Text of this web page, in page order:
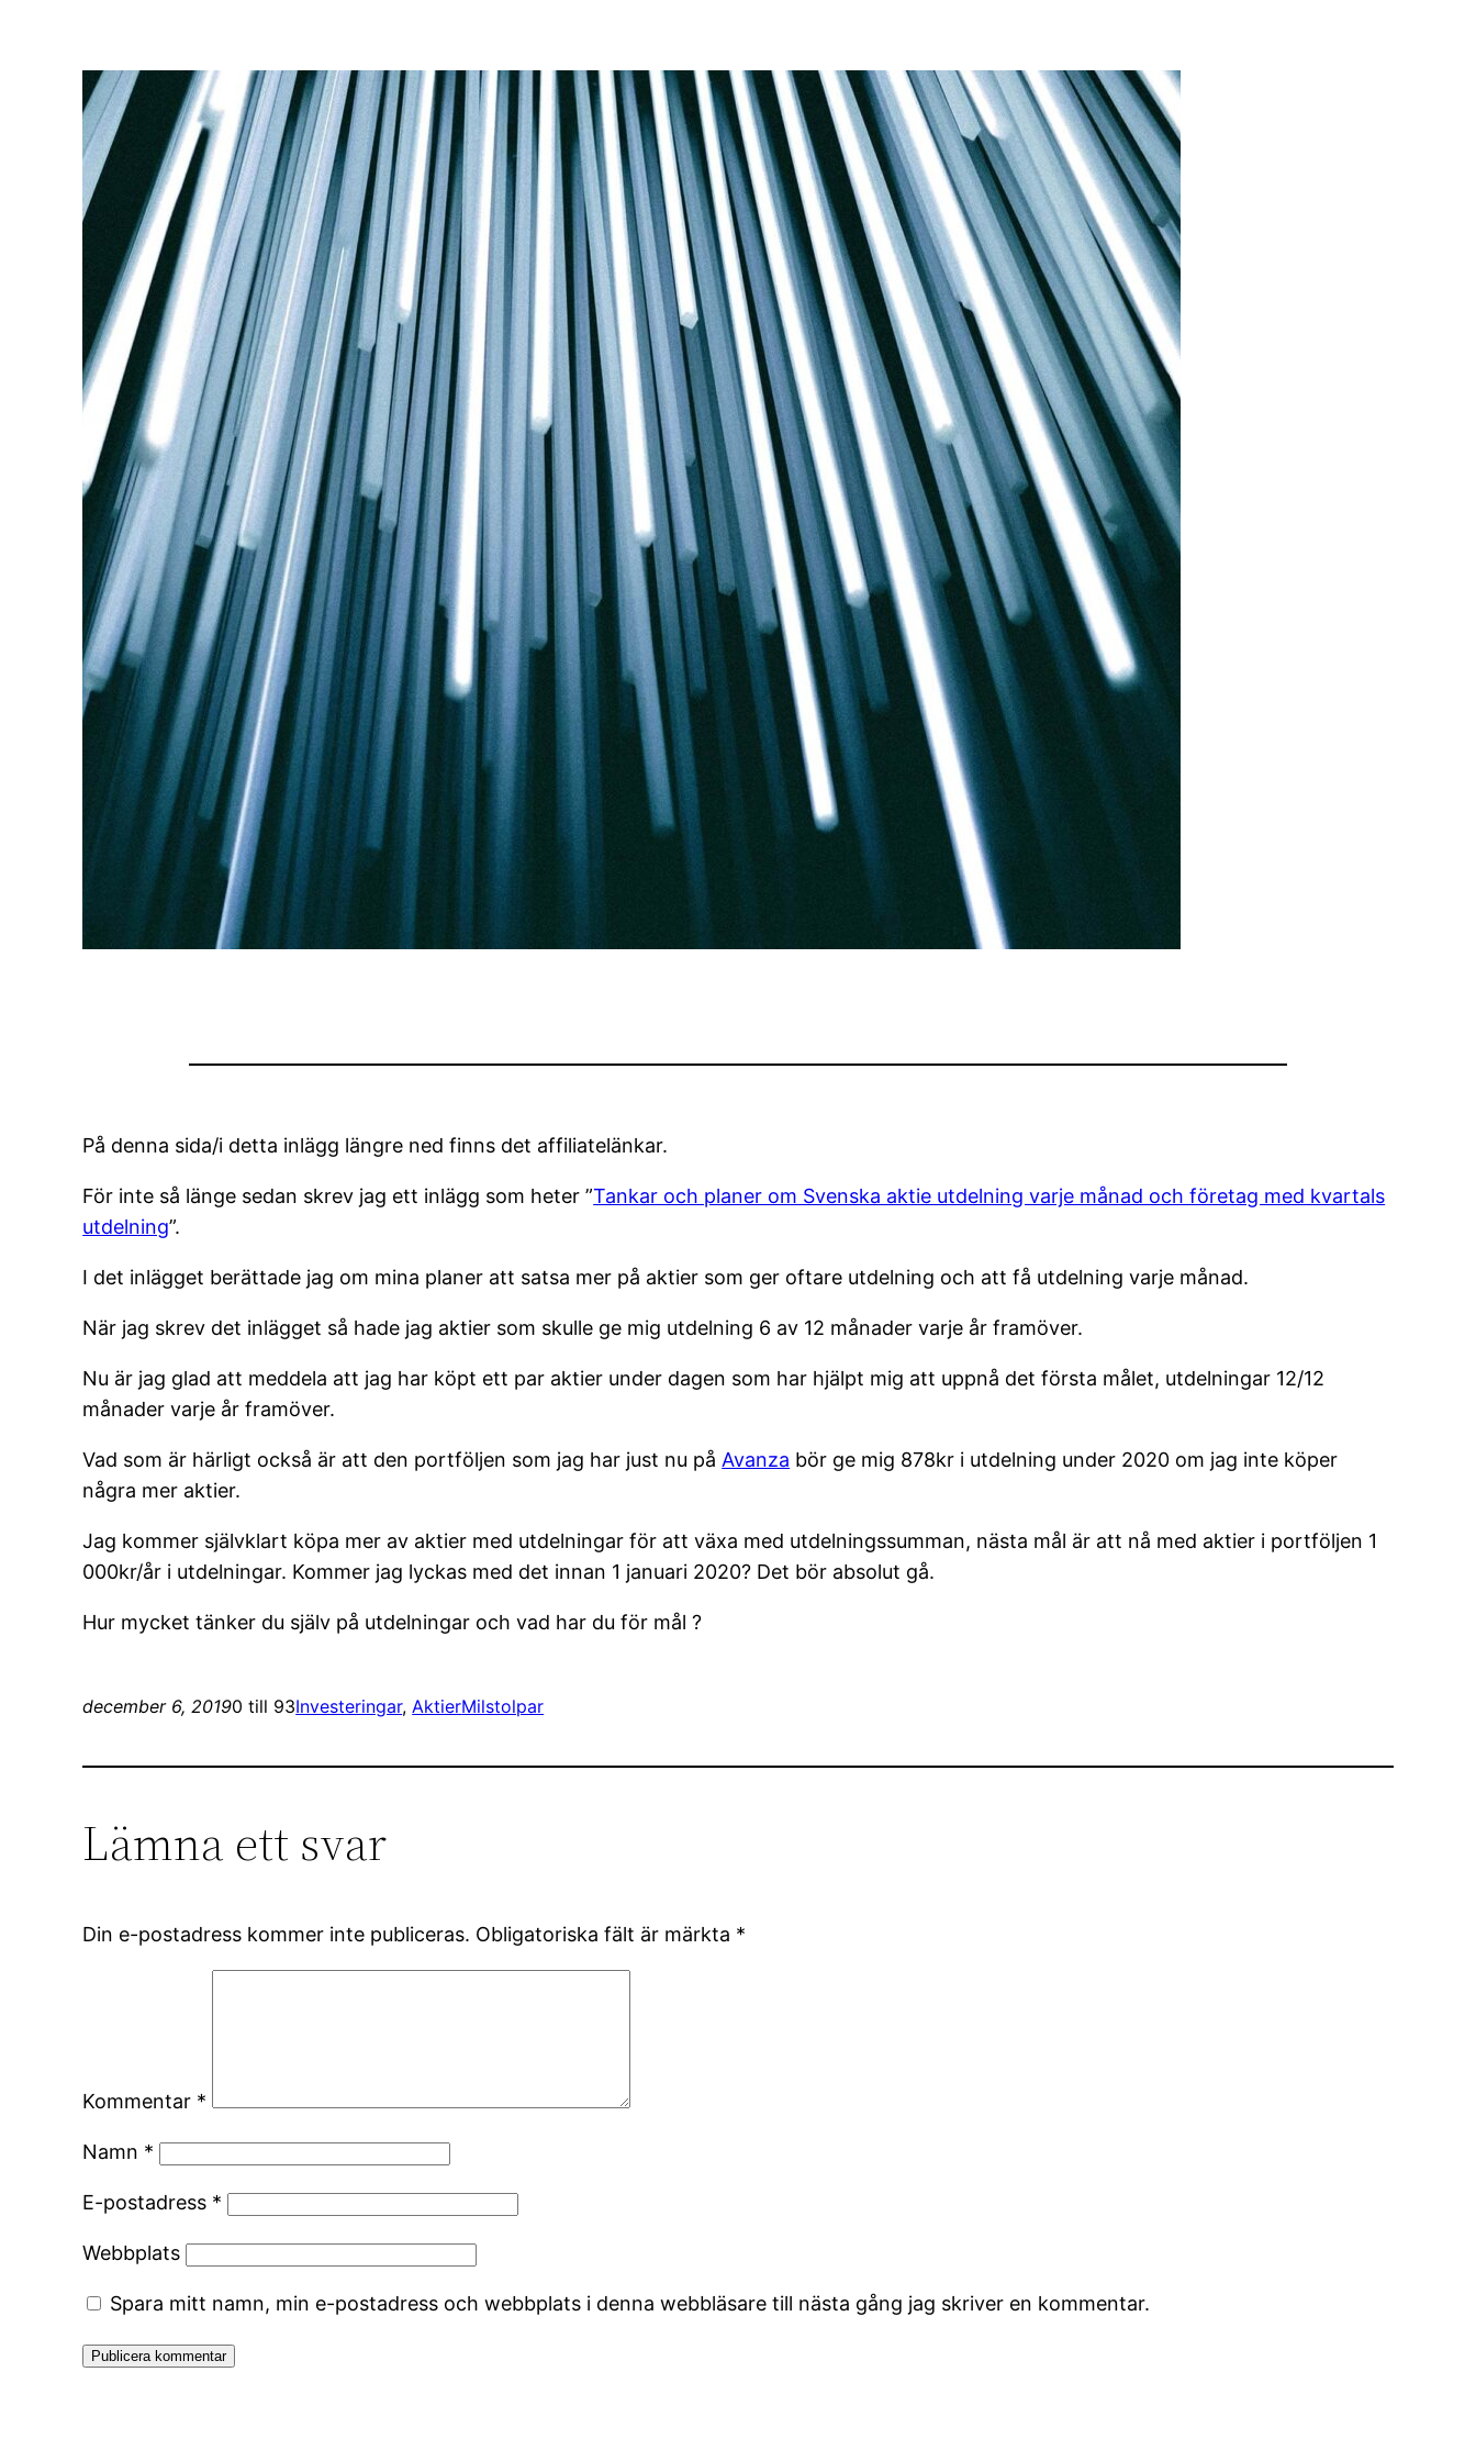
På denna sida/i detta inlägg längre ned finns det affiliatelänkar.
För inte så länge sedan skrev jag ett inlägg som heter ”Tankar och planer om Svenska aktie utdelning varje månad och företag med kvartals
utdelning”.
I det inlägget berättade jag om mina planer att satsa mer på aktier som ger oftare utdelning och att få utdelning varje månad.
När jag skrev det inlägget så hade jag aktier som skulle ge mig utdelning 6 av 12 månader varje år framöver.
Nu är jag glad att meddela att jag har köpt ett par aktier under dagen som har hjälpt mig att uppnå det första målet, utdelningar 12/12
månader varje år framöver.
Vad som är härligt också är att den portföljen som jag har just nu på Avanza bör ge mig 878kr i utdelning under 2020 om jag inte köper
några mer aktier.
Jag kommer självklart köpa mer av aktier med utdelningar för att växa med utdelningssumman, nästa mål är att nå med aktier i portföljen 1
000kr/år i utdelningar. Kommer jag lyckas med det innan 1 januari 2020? Det bör absolut gå.
Hur mycket tänker du själv på utdelningar och vad har du för mål ?
december 6, 20190 till 93Investeringar, AktierMilstolpar
Lämna ett svar
Din e-postadress kommer inte publiceras. Obligatoriska fält är märkta *
Kommentar *
Namn *
E-postadress *
Webbplats
Spara mitt namn, min e-postadress och webbplats i denna webbläsare till nästa gång jag skriver en kommentar.